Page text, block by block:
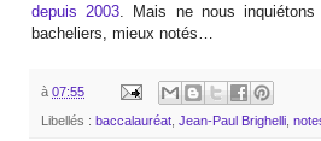
depuis 2003 . Mais ne nous
bacheliers, mieux notés…
à 07:55
Libellés : baccalauréat Jean-Paul Brighelli